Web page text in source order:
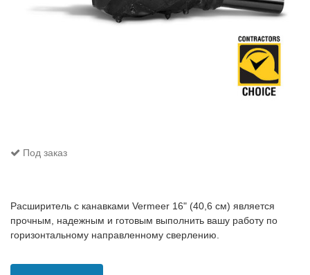
Под заказ
Расширитель с канавками Vermeer 16" (40,6 см) является
прочным, надежным и готовым выполнить вашу работу по
горизонтальному направленному сверлению.